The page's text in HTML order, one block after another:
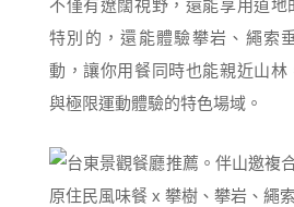
不僅有遼闊視野，還能享用道地
特別的，還能體驗攀岩、繩索
動，讓你用餐同時也能親近山林
與極限運動體驗的特色場域。